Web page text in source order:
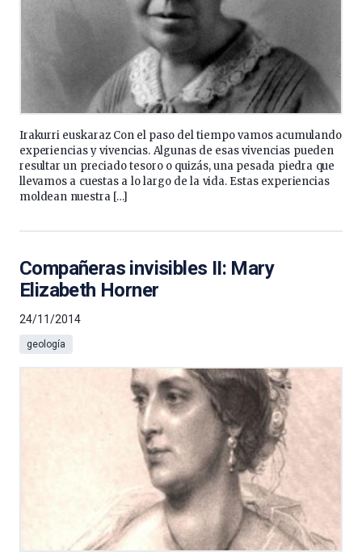
Irakurri euskaraz Con el paso del tiempo vamos acumulando
experiencias y vivencias. Algunas de esas vivencias pueden
resultar un preciado tesoro o quizás, una pesada piedra que
llevamos a cuestas a lo largo de la vida. Estas experiencias
moldean nuestra […]
Compañeras invisibles II: Mary
Elizabeth Horner
24/11/2014
geología